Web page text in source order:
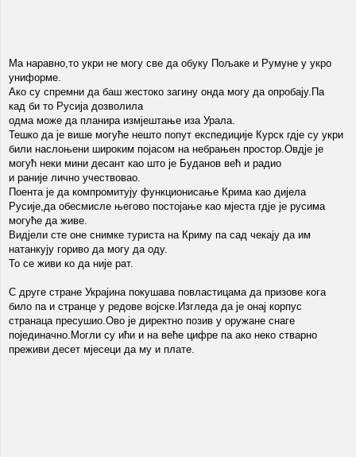
Ма наравно,то укри не могу све да обуку Пољаке и Румуне у укро
униформе.
Ако су спремни да баш жестоко загину онда могу да опробају.Па
кад би то Русија дозволила
одма може да планира измјештање иза Урала.
Тешко да је више могуће нешто попут експедиције Курск гдје су укри
били наслоњени широким појасом на небрањен простор.Овдје је
могућ неки мини десант као што је Буданов већ и радио
и раније лично учествовао.
Поента је да компромитују функционисање Крима као дијела
Русије,да обесмисле његово постојање као мјеста гдје је русима
могуће да живе.
Видјели сте оне снимке туриста на Криму па сад чекају да им
натанкују гориво да могу да оду.
То се живи ко да није рат.
С друге стране Украјина покушава повластицама да призове кога
било па и странце у редове војске.Изгледа да је онај корпус
странаца пресушио.Ово је директно позив у оружане снаге
појединачно.Могли су ићи и на веће цифре па ако неко стварно
преживи десет мјесеци да му и плате.